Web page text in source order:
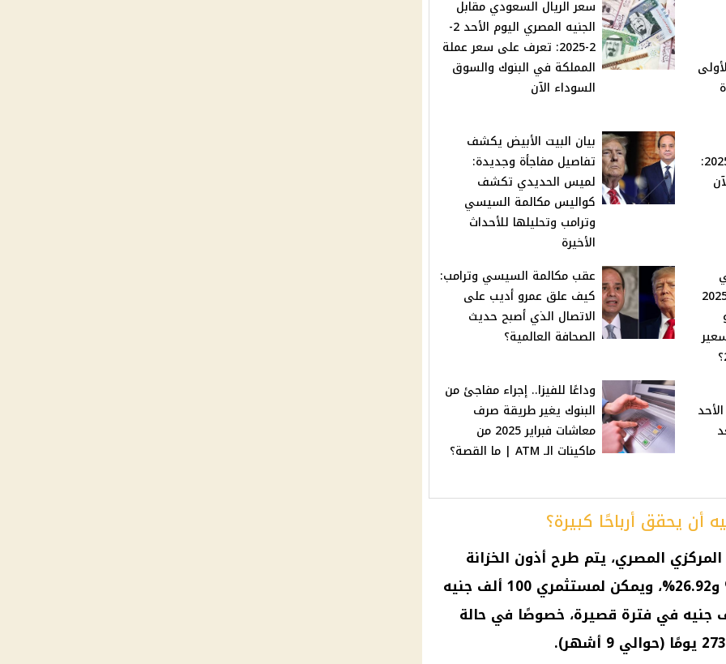
سعر الريال السعودي مقابل
الجنيه المصري اليوم الأحد 2-
2-2025: تعرف على سعر عملة
المملكة في البنوك والسوق
السوداء الآن
المصري اليوم الأحد 2-2-2025:
بيان البيت الأبيض يكشف
تفاصيل مفاجأة وجديدة:
لميس الحديدي تكشف
كواليس مكالمة السيسي
وترامب وتحليلها للأحداث
الأخيرة
الأحد 2 فبراير 2025
عقب مكالمة السيسي وترامب:
كيف علق عمرو أديب على
الاتصال الذي أصبح حديث
الصحافة العالمية؟
وداعًا للفيزا.. إجراء مفاجئ من
البنوك يغير طريقة صرف
معاشات فبراير 2025 من
ماكينات الـ ATM | ما القصة؟
المصري، يتم طرح أذون الخزانة
بأسعار فائدة تتراوح بين 25.25% و26.92%، ويمكن لمستثمري 100 ألف جنيه
أرباحًا تصل إلى 20 ألف جنيه في فترة قصيرة، خصوصًا في حالة